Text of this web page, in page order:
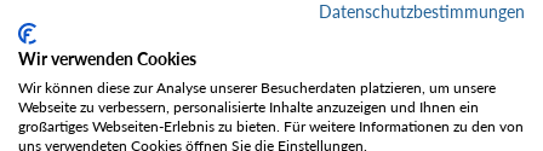
Social Media
Datenschutzbestimmungen
Wir verwenden Cookies
Wir können diese zur Analyse unserer Besucherdaten platzieren, um unsere
Webseite zu verbessern, personalisierte Inhalte anzuzeigen und Ihnen ein
großartiges Webseiten-Erlebnis zu bieten. Für weitere Informationen zu den von
uns verwendeten Cookies öffnen Sie die Einstellungen.